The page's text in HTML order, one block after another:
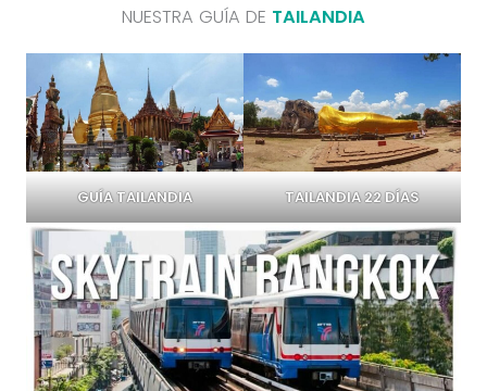
NUESTRA GUÍA DE TAILANDIA
GUÍA TAILANDIA TAILANDIA 22 DÍAS